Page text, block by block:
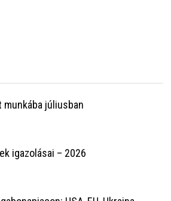
munkába júliusban
igazolásai – 2026